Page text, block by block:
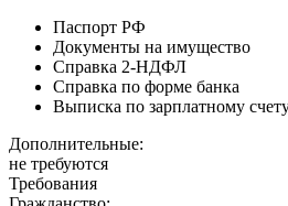
Паспорт РФ
Документы на имущество
Справка 2-НДФЛ
Справка по форме банка
Выписка по зарплатному
Дополнительные:
не требуются
Требования